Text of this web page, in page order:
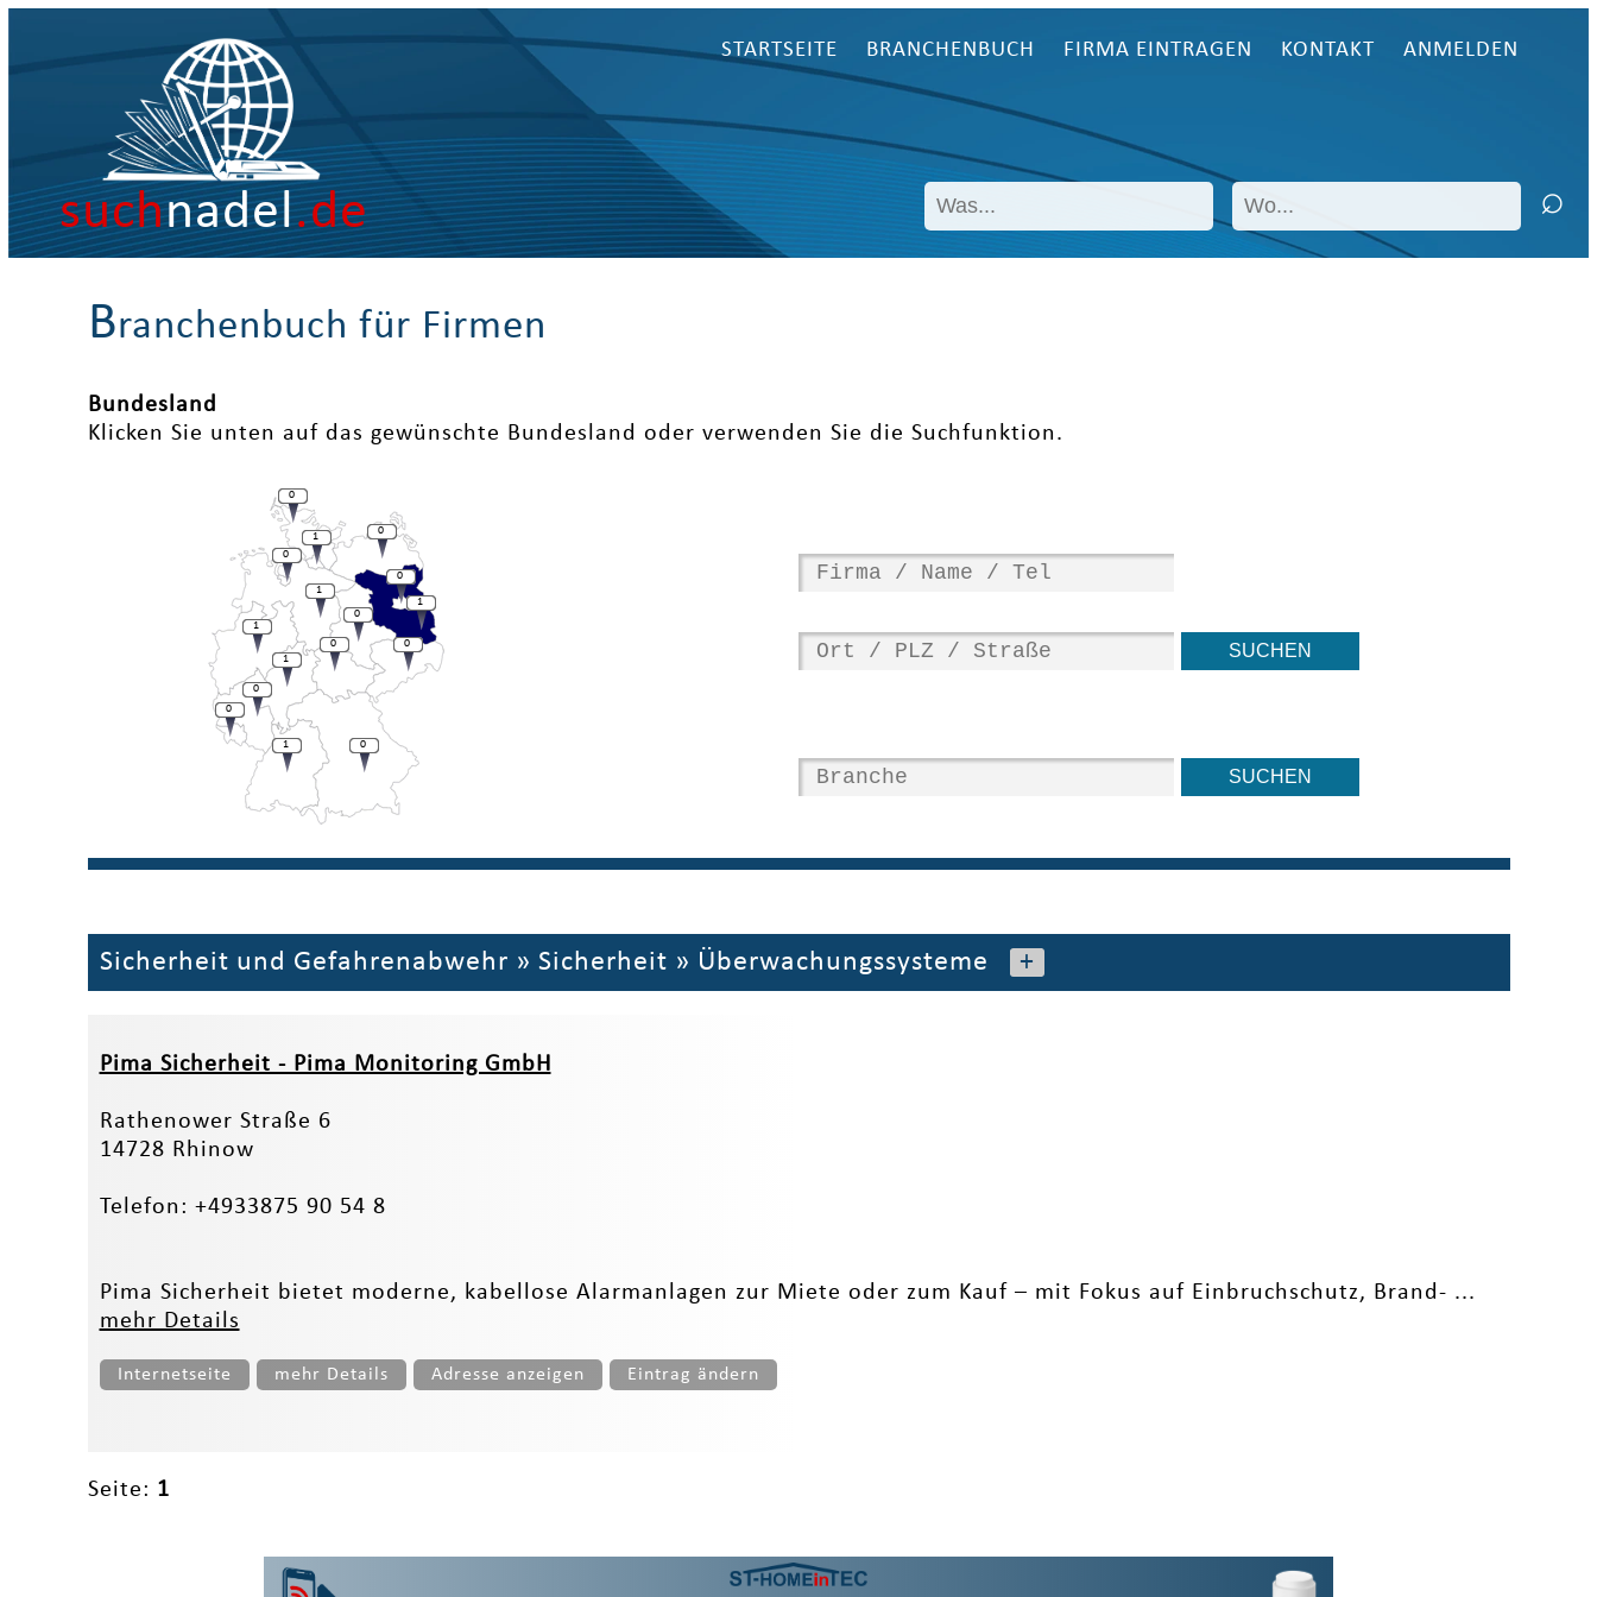
suchnadel.de
STARTSEITE BRANCHENBUCH FIRMA EINTRAGEN KONTAKT ANMELDEN
Branchenbuch für Firmen
Bundesland
Klicken Sie unten auf das gewünschte Bundesland oder verwenden Sie die Suchfunktion.
0
1
1
0
0
0
1
0
0
1
0
1
0
1
0
0
Sicherheit und Gefahrenabwehr » Sicherheit » Überwachungssysteme +
Pima Sicherheit - Pima Monitoring GmbH
Rathenower Straße 6
14728 Rhinow
Telefon: +4933875 90 54 8
Pima Sicherheit bietet moderne, kabellose Alarmanlagen zur Miete oder zum Kauf – mit Fokus auf Einbruchschutz, Brand- ...
mehr Details
Internetseite mehr Details Adresse anzeigen Eintrag ändern
Seite: 1